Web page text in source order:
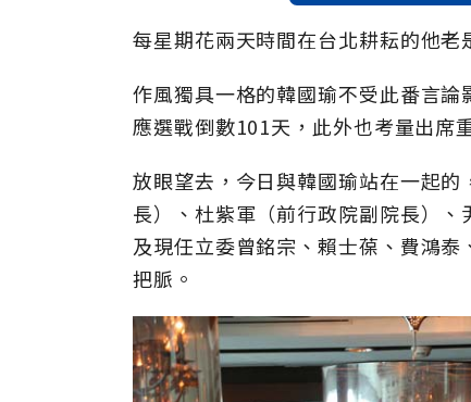
每星期花兩天時間在台北耕耘的他
作風獨具一格的韓國瑜不受此番言
應選戰倒數101天，此外也考量出席
放眼望去，今日與韓國瑜站在一起
長）、杜紫軍（前行政院副院長）
及現任立委曾銘宗、賴士葆、費鴻
把脈。